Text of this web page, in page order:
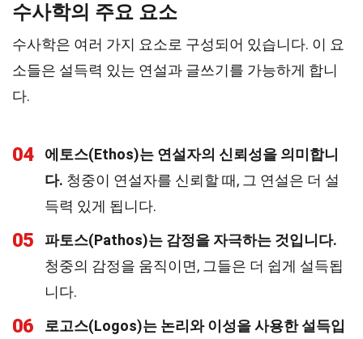
수사학의 주요 요소
수사학은 여러 가지 요소로 구성되어 있습니다. 이 요
소들은 설득력 있는 연설과 글쓰기를 가능하게 합니
다.
04
에토스(Ethos)는 연설자의 신뢰성을 의미합니
다. 청중이 연설자를 신뢰할 때, 그 연설은 더 설
득력 있게 됩니다.
05
파토스(Pathos)는 감정을 자극하는 것입니다.
청중의 감정을 움직이면, 그들은 더 쉽게 설득됩
니다.
06
로고스(Logos)는 논리와 이성을 사용한 설득입